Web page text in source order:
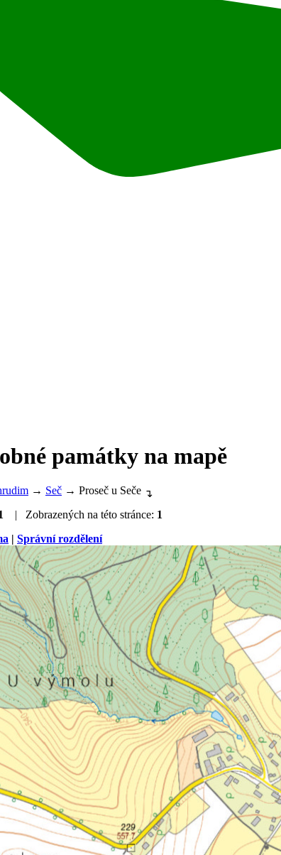
památky na mapě
→ Seč → Proseč u Seče ↴
| Zobrazených na této stránce: 1
| Správní rozdělení